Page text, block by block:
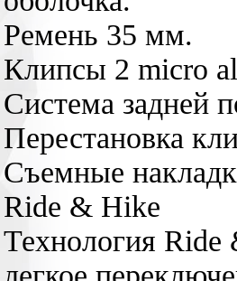
Ремень 35 мм.
Клипсы 2 micro
Система задней
Перестановка
Съемные
Ride & Hike
Технология